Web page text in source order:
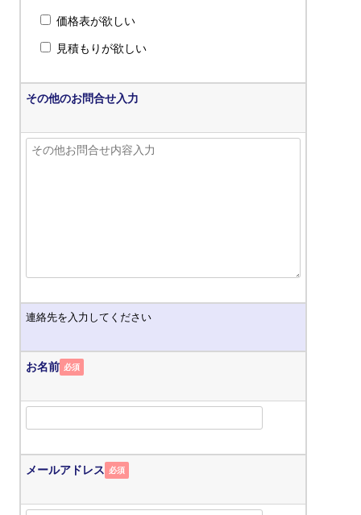
価格表が欲しい
見積もりが欲しい
その他のお問合せ入力
連絡先を入力してください
お名前 必須
メールアドレス 必須